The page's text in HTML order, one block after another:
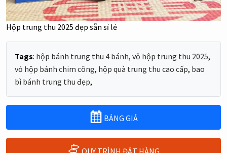
Hộp trung thu 2025 đẹp sẵn sỉ lẻ
Tags: hộp bánh trung thu 4 bánh, vỏ hộp trung thu 2025,
vỏ hộp bánh chim công, hộp quà trung thu cao cấp, bao
bì bánh trung thu đẹp,
BẢNG GIÁ